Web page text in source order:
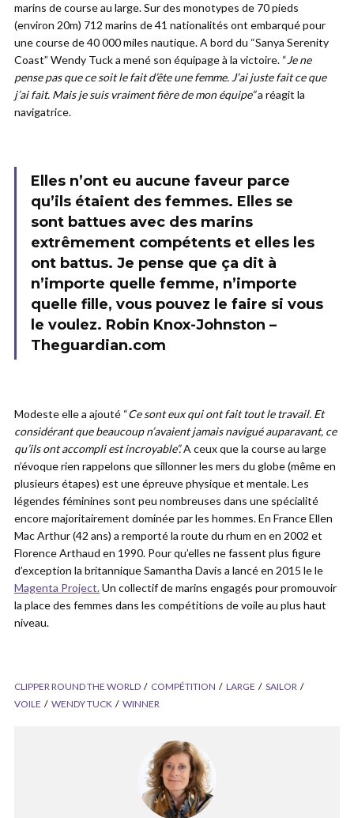
marins de course au large. Sur des monotypes de 70 pieds
(environ 20m) 712 marins de 41 nationalités ont embarqué pour
une course de 40 000 miles nautique. A bord du “Sanya Serenity
Coast” Wendy Tuck a mené son équipage à la victoire. “Je ne
pense pas que ce soit le fait d’ête une femme. J’ai juste fait ce que
j’ai fait. Mais je suis vraiment fière de mon équipe”a réagit la
navigatrice.
Elles n’ont eu aucune faveur parce
qu’ils étaient des femmes. Elles se
sont battues avec des marins
extrêmement compétents et elles les
ont battus. Je pense que ça dit à
n’importe quelle femme, n’importe
quelle fille, vous pouvez le faire si vous
le voulez. Robin Knox-Johnston –
Theguardian.com
Modeste elle a ajouté “Ce sont eux qui ont fait tout le travail. Et
considérant que beaucoup n’avaient jamais navigué auparavant, ce
qu’ils ont accompli est incroyable”.A ceux que la course au large
n’évoque rien rappelons que sillonner les mers du globe (même en
plusieurs étapes) est une épreuve physique et mentale. Les
légendes féminines sont peu nombreuses dans une spécialité
encore majoritairement dominée par les hommes. En France Ellen
Mac Arthur (42 ans) a remporté la route du rhum en en 2002 et
Florence Arthaud en 1990. Pour qu’elles ne fassent plus figure
d’exception la britannique Samantha Davis a lancé en 2015 le le
Magenta Project.Un collectif de marins engagés pour promouvoir
la place des femmes dans les compétitions de voile au plus haut
niveau.
CLIPPER ROUND THE WORLD COMPÉTITION LARGE
SAILOR
VOILE
WENDY TUCK WINNER